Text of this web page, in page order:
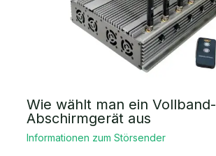
Wie wählt man ein Vollband-
Abschirmgerät aus
Informationen zum Störsender